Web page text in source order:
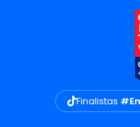
Finalistas